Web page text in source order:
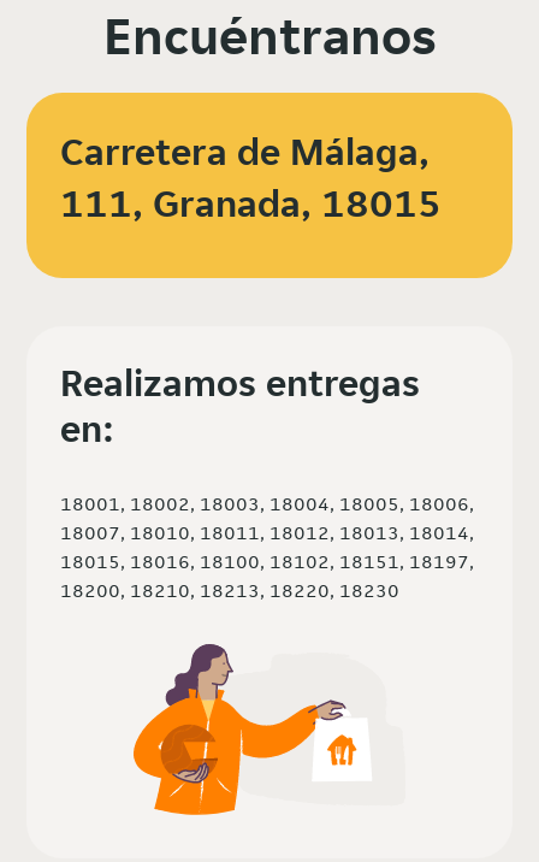
Encuéntranos
Carretera de Málaga,
111, Granada, 18015
Realizamos entregas
en:
18001, 18002, 18003, 18004, 18005, 18006,
18007, 18010, 18011, 18012, 18013, 18014,
18015, 18016, 18100, 18102, 18151, 18197,
18200, 18210, 18213, 18220, 18230